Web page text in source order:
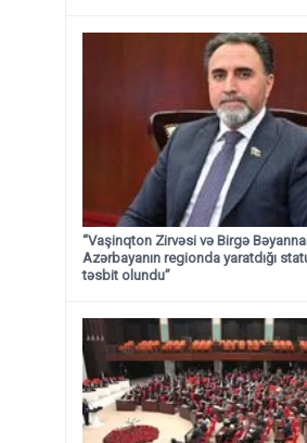
“Vaşinqton Zirvəsi və Birgə
Azərbayanın regionda yaratdığı
təsbit olundu”